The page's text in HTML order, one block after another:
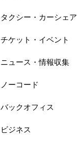
タクシー・カーシェア
チケット・イベント
ニュース・情報収集
ノーコード
バックオフィス
ビジネス